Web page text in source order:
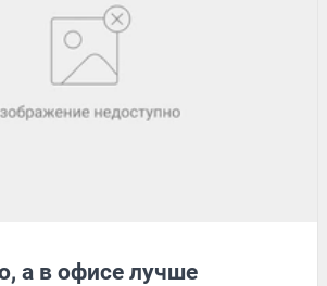
а в офисе лучше